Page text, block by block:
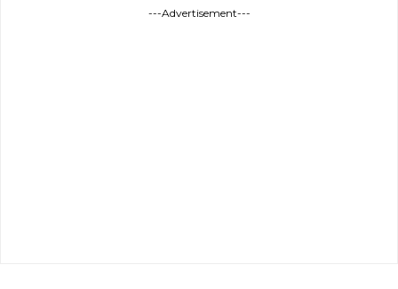
---Advertisement---